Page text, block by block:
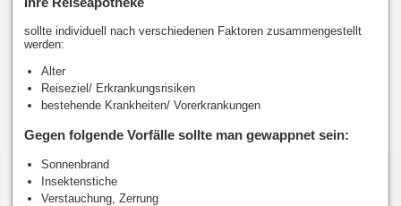
sollte individuell nach verschiedenen Faktoren zusammengestellt
werden:
Alter
Reiseziel/ Erkrankungsrisiken
bestehende Krankheiten/ Vorerkrankungen
Gegen folgende Vorfälle sollte man gewappnet sein:
Sonnenbrand
Insektenstiche
Verstauchung, Zerrung